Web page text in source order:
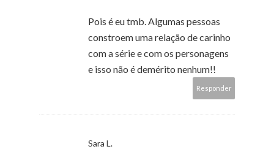
Pois é eu tmb. Algumas pessoas
constroem uma relação de carinho
com a série e com os personagens
e isso não é demérito nenhum!!
Responder
Sara L.